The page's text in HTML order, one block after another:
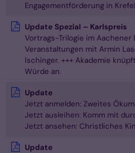
Engagementförderung in
Update Spezial – Karlspreis
Vortrags-Trilogie im Aachener
Veranstaltungen mit Armin
Ischinger. +++ Akademie
Würde an.
Update
Jetzt anmelden: Zweites
Jetzt ausleihen: Komm mit
Jetzt ansehen: Christliches
Update